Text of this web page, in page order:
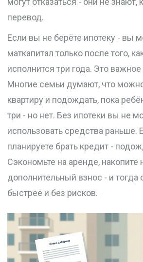
перевод.
Если вы не берёте ипотеку - вы
маткапитал только после того,
исполнится три года. Это
Многие семьи думают, что
квартиру и подождать, пока
три - но нет. Без ипотеки вы не
использовать средства раньше.
планируете брать кредит -
Сэкономьте на аренде, накопите
дополнительный взнос - и тогда
быстрее и без рисков.